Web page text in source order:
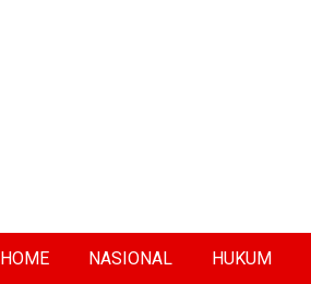
HOME NASIONAL HUKUM